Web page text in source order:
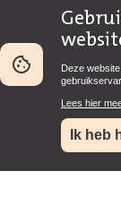
Deze
Lees hier
Ik heb